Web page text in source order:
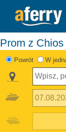
Prom z
Powrót W